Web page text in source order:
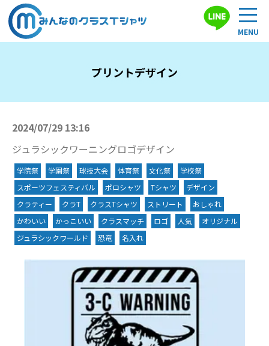
プリントデザイン
2024/07/29 13:16
ジュラシックワーニングロゴデザイン
学院祭 学園祭 球技大会 体育祭 文化祭
学校祭
スポーツフェスティバル
ポロシャツ Tシャツ
デザイン
クラティー
クラT クラスTシャツ ストリート
おしゃれ
かわいい
かっこいい クラスマッチ ロゴ 人気
オリジナル
ジュラシックワールド
恐竜 名入れ